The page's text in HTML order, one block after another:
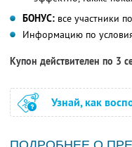
БОНУС: все участники
Информацию по
Купон действителен по 3
Узнай, как